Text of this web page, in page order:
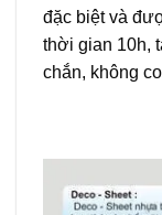
đặc biệt và
thời gian 10h,
chắn, không